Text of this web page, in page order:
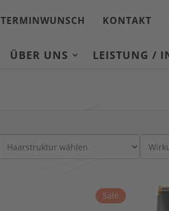
TERMINWUNSCH KONTAKT
ÜBER UNS LEISTUNG /
Sale